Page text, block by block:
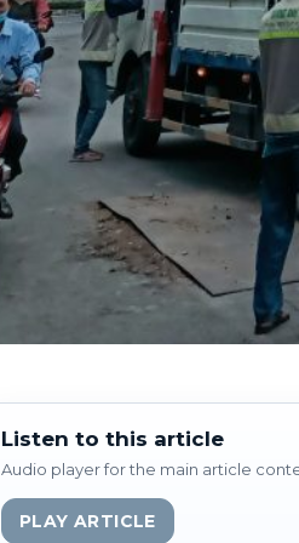
Listen to this article
Audio player for the main article
PLAY ARTICLE